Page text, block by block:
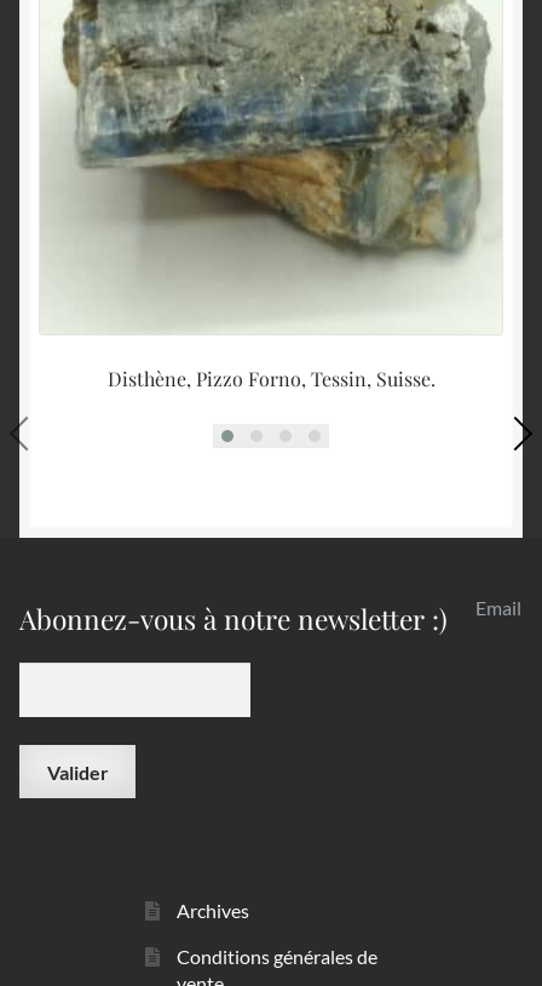
Disthène, Pizzo Forno, Tessin, Suisse.
Abonnez-vous à notre newsletter :) Email
Archives
Conditions générales de